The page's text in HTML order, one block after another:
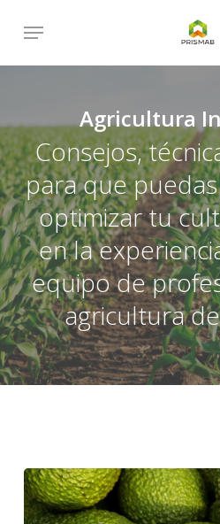
Menu
Agricultura
Consejos,
para que
optimizar tu
en la
equipo de
agricultura